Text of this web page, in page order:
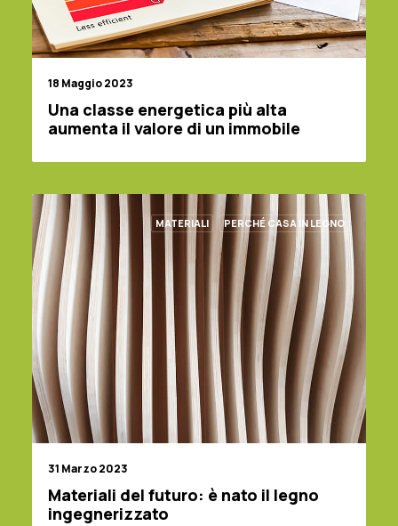
18 Maggio 2023
Una classe energetica più alta
aumenta il valore di un immobile
MATERIALI PERCHÉ CASA IN LEGNO
31 Marzo 2023
Materiali del futuro: è nato il legno
ingegnerizzato